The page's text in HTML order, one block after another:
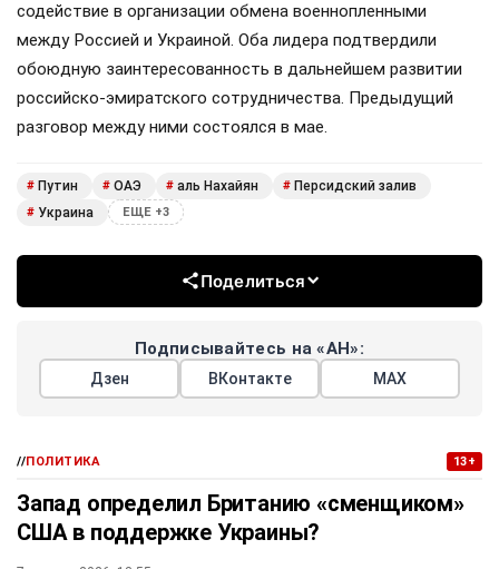
содействие в организации обмена военнопленными
между Россией и Украиной. Оба лидера подтвердили
обоюдную заинтересованность в дальнейшем развитии
российско-эмиратского сотрудничества. Предыдущий
разговор между ними состоялся в мае.
# Путин # ОАЭ # аль Нахайян # Персидский залив
# Украина ЕЩЕ +3
Поделиться
Подписывайтесь на «АН»:
Дзен ВКонтакте МАХ
//ПОЛИТИКА 13+
Запад определил Британию «сменщиком»
США в поддержке Украины?